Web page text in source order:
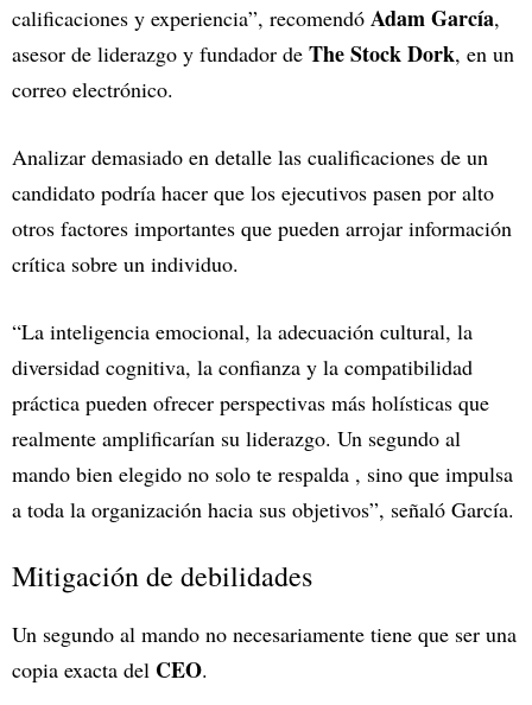
calificaciones y experiencia”, recomendó Adam García,
asesor de liderazgo y fundador de The Stock Dork, en un
correo electrónico.
Analizar demasiado en detalle las cualificaciones de un
candidato podría hacer que los ejecutivos pasen por alto
otros factores importantes que pueden arrojar información
crítica sobre un individuo.
“La inteligencia emocional, la adecuación cultural, la
diversidad cognitiva, la confianza y la compatibilidad
práctica pueden ofrecer perspectivas más holísticas que
realmente amplificarían su liderazgo. Un segundo al
mando bien elegido no solo te respalda , sino que impulsa
a toda la organización hacia sus objetivos”, señaló García.
Mitigación de debilidades
Un segundo al mando no necesariamente tiene que ser una
copia exacta del CEO.